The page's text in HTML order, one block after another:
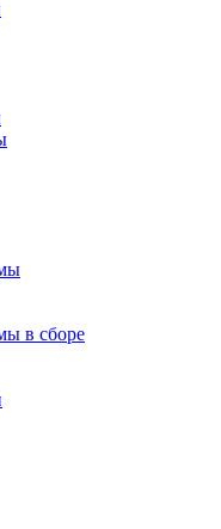
в сборе